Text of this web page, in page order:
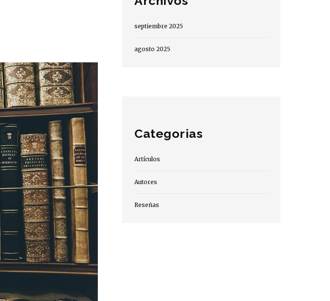
septiembre 2025
agosto 2025
Categorias
Artículos
Autores
Reseñas